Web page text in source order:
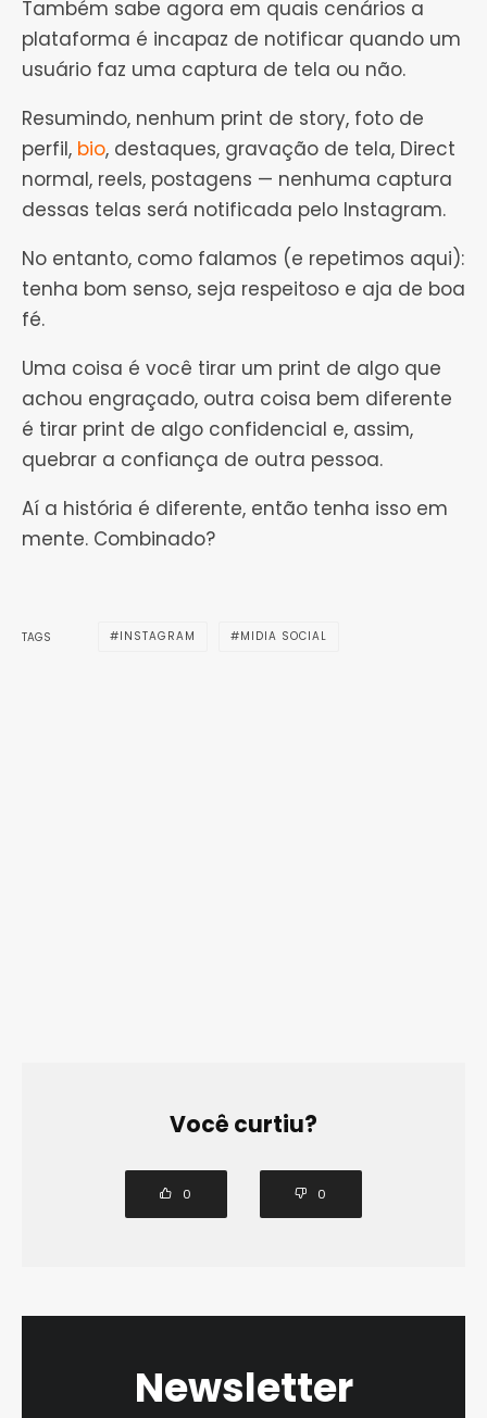
Também sabe agora em quais cenários a
plataforma é incapaz de notificar quando um
usuário faz uma captura de tela ou não.
Resumindo, nenhum print de story, foto de
perfil, bio, destaques, gravação de tela, Direct
normal, reels, postagens — nenhuma captura
dessas telas será notificada pelo Instagram.
No entanto, como falamos (e repetimos aqui):
tenha bom senso, seja respeitoso e aja de boa
fé.
Uma coisa é você tirar um print de algo que
achou engraçado, outra coisa bem diferente
é tirar print de algo confidencial e, assim,
quebrar a confiança de outra pessoa.
Aí a história é diferente, então tenha isso em
mente. Combinado?
TAGS INSTAGRAM MIDIA SOCIAL
Você curtiu?
0 0
Newsletter